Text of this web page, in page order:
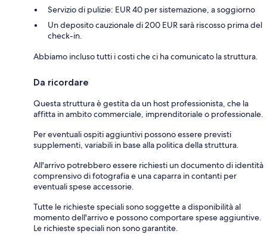
Servizio di pulizie: EUR 40 per sistemazione, a soggiorno
Un deposito cauzionale di 200 EUR sarà riscosso prima del
check-in.
Abbiamo incluso tutti i costi che ci ha comunicato la struttura.
Da ricordare
Questa struttura è gestita da un host professionista, che la
affitta in ambito commerciale, imprenditoriale o professionale.
Per eventuali ospiti aggiuntivi possono essere previsti
supplementi, variabili in base alla politica della struttura.
All'arrivo potrebbero essere richiesti un documento di identità
comprensivo di fotografia e una caparra in contanti per
eventuali spese accessorie.
Tutte le richieste speciali sono soggette a disponibilità al
momento dell'arrivo e possono comportare spese aggiuntive.
Le richieste speciali non sono garantite.